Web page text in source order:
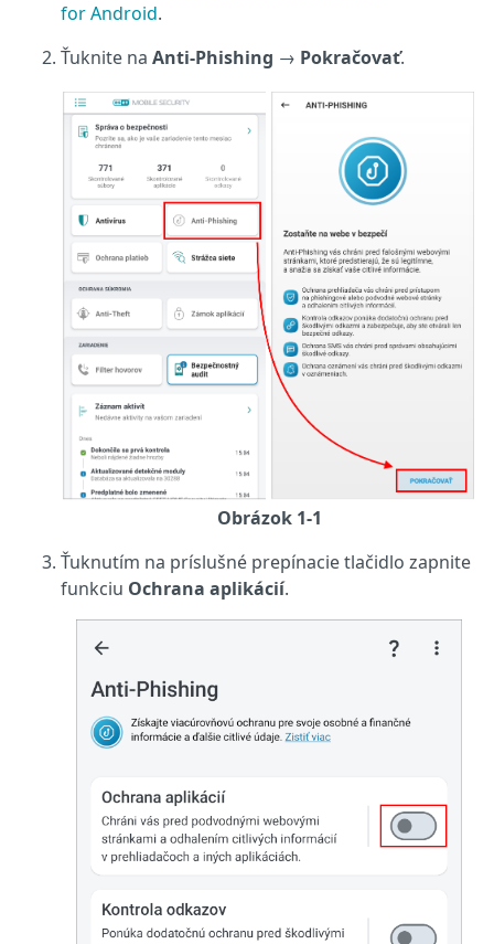
for Android.
Ťuknite na Anti‑Phishing → Pokračovať.
Obrázok 1-1
Ťuknutím na príslušné prepínacie tlačidlo zapnite
funkciu Ochrana aplikácií.